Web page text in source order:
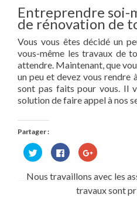
Entreprendre soi-
de rénovation de
Vous vous êtes décidé un
vous-même les travaux de
attendre. Maintenant, que
un peu et devez vous rendre
sont pas faits pour vous. Il
solution de faire appel à nos
Partager :
Cliquez
pour
partager
Twitter(ouvre
Cliquez
pour
partager
sur
Facebook(ouvre
dans
une
Cliquez
pour
Google+
dans
Nous travaillons avec les
travaux sont